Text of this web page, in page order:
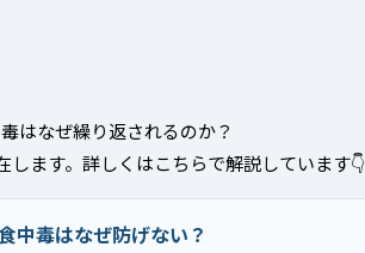
はなぜ繰り返されるのか？
ます。詳しくはこちらで解説しています👇
中毒はなぜ防げない？